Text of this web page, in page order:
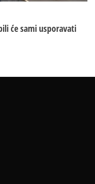
će sami usporavati